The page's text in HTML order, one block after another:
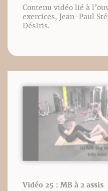
Contenu vidéo lié à
exercices, Jean-Paul
DésIris.
Vidéo 25 : MB à 2 assis